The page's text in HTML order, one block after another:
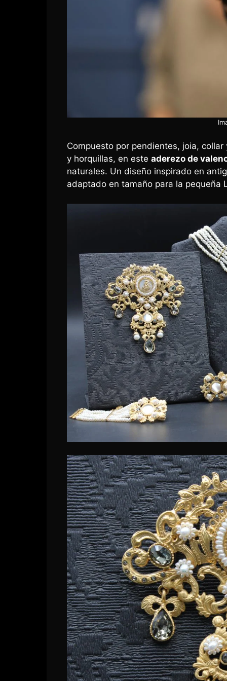
Compuesto por pendientes, joia,
y horquillas, en este aderezo de
naturales. Un diseño inspirado en
adaptado en tamaño para la pequeña